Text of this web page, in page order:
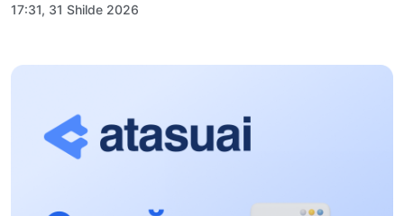
17:31, 31 Shilde 2026
Halyqaralyq «Formýla-1 H2O» jarysyn Qonaev
13:13, 30 Shilde 2026